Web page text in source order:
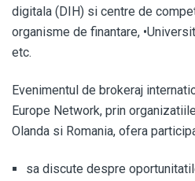
digitala (DIH) si centre de
organisme de finantare,
etc.
Evenimentul de brokeraj
Europe Network, prin
Olanda si Romania, ofera
sa discute despre